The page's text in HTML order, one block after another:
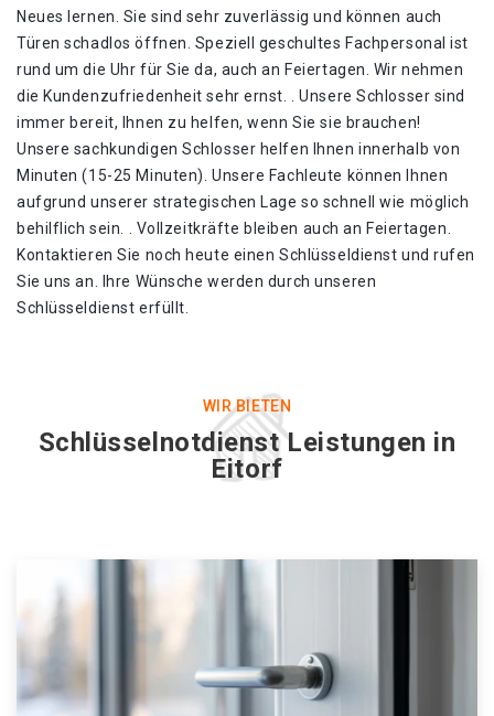
Neues lernen. Sie sind sehr zuverlässig und können auch
Türen schadlos öffnen. Speziell geschultes Fachpersonal ist
rund um die Uhr für Sie da, auch an Feiertagen. Wir nehmen
die Kundenzufriedenheit sehr ernst. . Unsere Schlosser sind
immer bereit, Ihnen zu helfen, wenn Sie sie brauchen!
Unsere sachkundigen Schlosser helfen Ihnen innerhalb von
Minuten (15-25 Minuten). Unsere Fachleute können Ihnen
aufgrund unserer strategischen Lage so schnell wie möglich
behilflich sein. . Vollzeitkräfte bleiben auch an Feiertagen.
Kontaktieren Sie noch heute einen Schlüsseldienst und rufen
Sie uns an. Ihre Wünsche werden durch unseren
Schlüsseldienst erfüllt.
WIR BIETEN
Schlüsselnotdienst Leistungen in
Eitorf